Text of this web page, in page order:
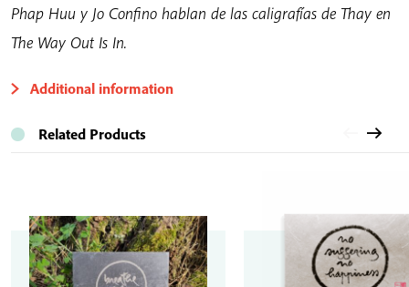
Phap Huu y Jo Confino hablan de las caligrafías de Thay en
The Way Out Is In.
Additional information
Related Products